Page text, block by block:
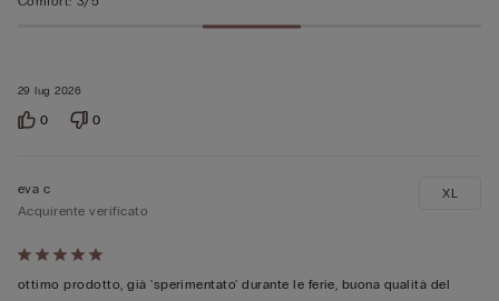
29 lug 2026
0 0
Valutato
5
eva c
Acquirente verificato
ottimo prodotto, già 'sperimentato' durante le ferie, buona qualità del
XL